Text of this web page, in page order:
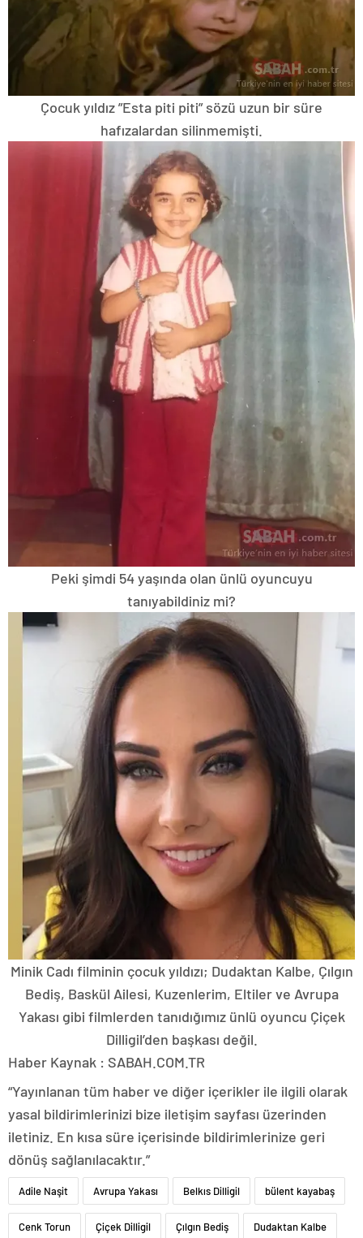
Çocuk yıldız ”Esta piti piti” sözü uzun bir süre
hafızalardan silinmemişti.
Peki şimdi 54 yaşında olan ünlü oyuncuyu
tanıyabildiniz mi?
Minik Cadı filminin çocuk yıldızı; Dudaktan Kalbe, Çılgın
Bediş, Baskül Ailesi, Kuzenlerim, Eltiler ve Avrupa
Yakası gibi filmlerden tanıdığımız ünlü oyuncu Çiçek
Dilligil’den başkası değil.
Haber Kaynak : SABAH.COM.TR
“Yayınlanan tüm haber ve diğer içerikler ile ilgili olarak
yasal bildirimlerinizi bize iletişim sayfası üzerinden
iletiniz. En kısa süre içerisinde bildirimlerinize geri
dönüş sağlanılacaktır.”
Adile Naşit Avrupa Yakası Belkıs Dilligil bülent kayabaş
Cenk Torun Çiçek Dilligil Çılgın Bediş Dudaktan Kalbe